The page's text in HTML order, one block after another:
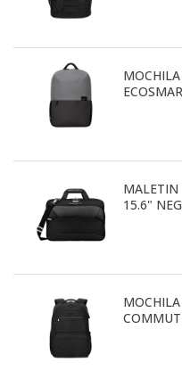
MALETIN
15.6"
MOCHILA